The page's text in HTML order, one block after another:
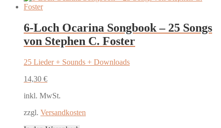
6-Loch Ocarina Songbook – 25 Songs
von Stephen C. Foster
25 Lieder + Sounds + Downloads
14,30 €
inkl. MwSt.
zzgl. Versandkosten